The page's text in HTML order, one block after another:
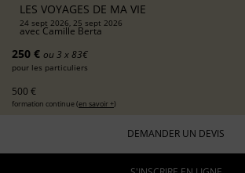
LES VOYAGES DE MA VIE
24 sept 2026, 25 sept 2026
avecCamille Berta
250 € ou 3 x 83€
pour les particuliers
500 €
formation continue (en savoir +)
DEMANDER UN DEVIS